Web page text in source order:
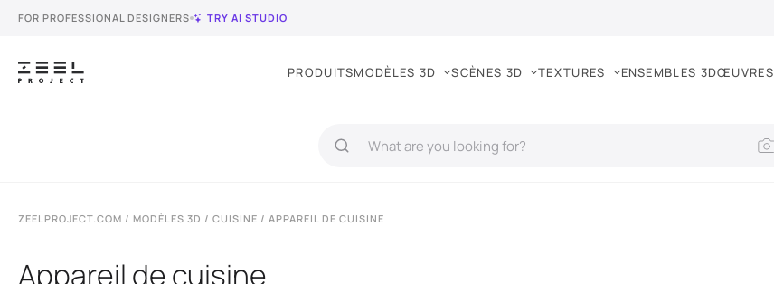
FOR PROFESSIONAL DESIGNERS TRY AI STUDIO
PRODUITSMODÈLES 3D SCÈNES 3D TEXTURES ENSEMBLES 3DŒUVRES
ZEELPROJECT.COM / MODÈLES 3D / CUISINE / APPAREIL DE CUISINE
Appareil de cuisine